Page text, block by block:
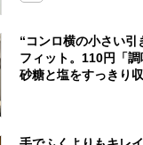
“コンロ横の小さい引
フィット。110円「
砂糖と塩をすっきり